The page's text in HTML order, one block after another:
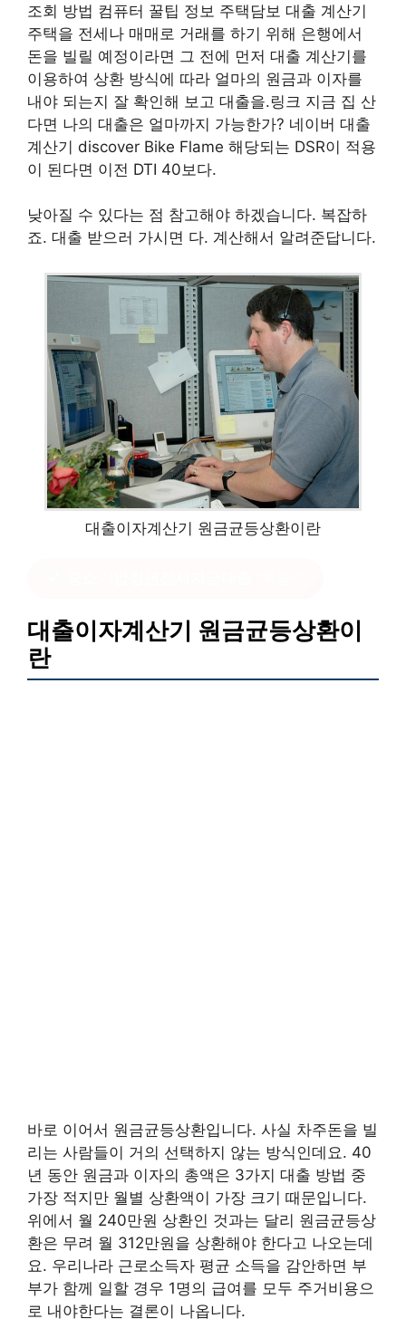
조회 방법 컴퓨터 꿀팁 정보 주택담보 대출 계산기
주택을 전세나 매매로 거래를 하기 위해 은행에서
돈을 빌릴 예정이라면 그 전에 먼저 대출 계산기를
이용하여 상환 방식에 따라 얼마의 원금과 이자를
내야 되는지 잘 확인해 보고 대출을.링크 지금 집 산
다면 나의 대출은 얼마까지 가능한가? 네이버 대출
계산기 discover Bike Flame 해당되는 DSR이 적용
이 된다면 이전 DTI 40보다.
낮아질 수 있다는 점 참고해야 하겠습니다. 복잡하
죠. 대출 받으러 가시면 다. 계산해서 알려준답니다.
대출이자계산기 원금균등상환이란
대출이자계산기 원금균등상환이
란
바로 이어서 원금균등상환입니다. 사실 차주돈을 빌
리는 사람들이 거의 선택하지 않는 방식인데요. 40
년 동안 원금과 이자의 총액은 3가지 대출 방법 중
가장 적지만 월별 상환액이 가장 크기 때문입니다.
위에서 월 240만원 상환인 것과는 달리 원금균등상
환은 무려 월 312만원을 상환해야 한다고 나오는데
요. 우리나라 근로소득자 평균 소득을 감안하면 부
부가 함께 일할 경우 1명의 급여를 모두 주거비용으
로 내야한다는 결론이 나옵니다.